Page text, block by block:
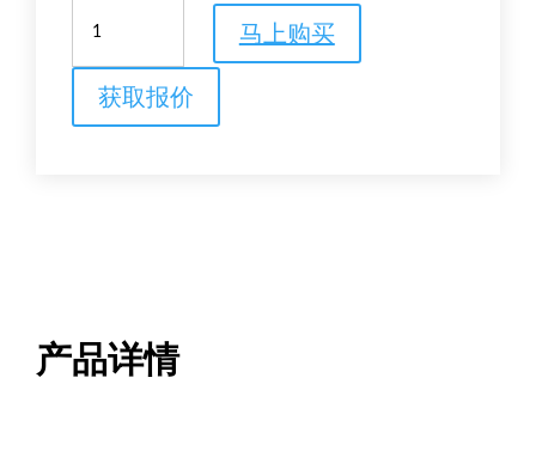
RAPD
分
马上购买
获取报价
产品详情